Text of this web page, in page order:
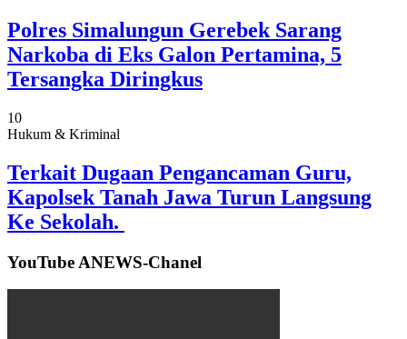
Polres Simalungun Gerebek Sarang
Narkoba di Eks Galon Pertamina, 5
Tersangka Diringkus
10
Hukum & Kriminal
Terkait Dugaan Pengancaman Guru,
Kapolsek Tanah Jawa Turun Langsung
Ke Sekolah.
YouTube ANEWS-Chanel